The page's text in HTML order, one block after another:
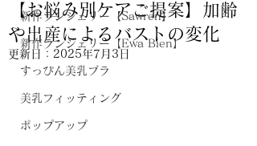
新作ランジェリー【Sawren】
新作ランジェリー【Ewa Bien】
すっぴん美乳ブラ
美乳フィッティング
ポップアップ
【お悩み別ケアご提案】加齢
や出産によるバストの変化
更新日： 2025年7月3日